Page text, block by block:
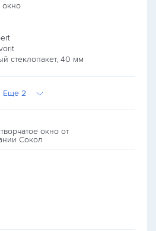
окно
стеклопакет, 40 мм
Еще 2